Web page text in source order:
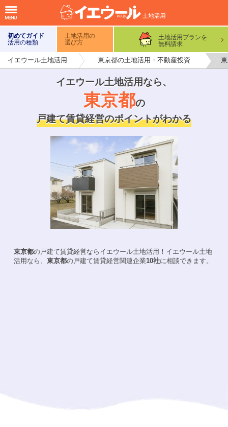
初めてガイド
活用の種類
土地活用の
選び方
土地活用プランを
無料請求
イエウール土地活用 東京都の土地活用・不動産投資
イエウール土地活用なら、
東京都の
戸建て賃貸経営のポイントがわかる
東京都の戸建て賃貸経営ならイエウール土地活用！ イエウール土地
活用なら、東京都の戸建て賃貸経営関連企業10社に相談できます。